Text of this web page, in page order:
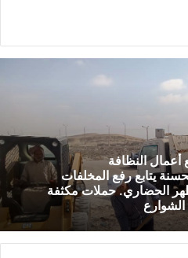
أعمال النظافة
يتابع رفع المخلفات
الحضاري. حملات مكثفة